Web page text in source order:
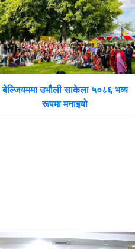
बेल्जियममा उभौली साकेला ५०८६ भव्य
रूपमा मनाइयो